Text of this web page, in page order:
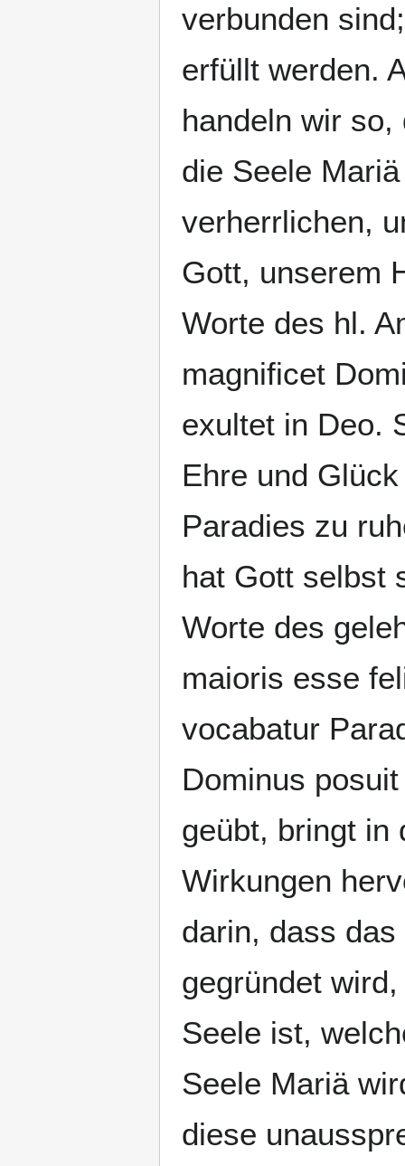
verbunden
erfüllt werden.
handeln wir
die Seele
verherrlichen,
Gott, unserem
Worte des hl.
magnificet
exultet in Deo.
Ehre und
Paradies zu
hat Gott selbst
Worte des
maioris esse
vocabatur
Dominus
geübt, bringt in
Wirkungen
darin, dass
gegründet
Seele ist,
Seele Mariä
diese